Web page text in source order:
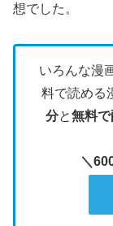
想でした。
いろんな漫
料で読める
分と無料
＼